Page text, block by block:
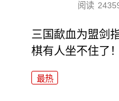
阅读
三国歃血为盟剑
棋有人坐不住了！
最热